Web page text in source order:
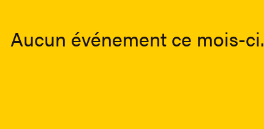
Aucun événement ce mois-ci.